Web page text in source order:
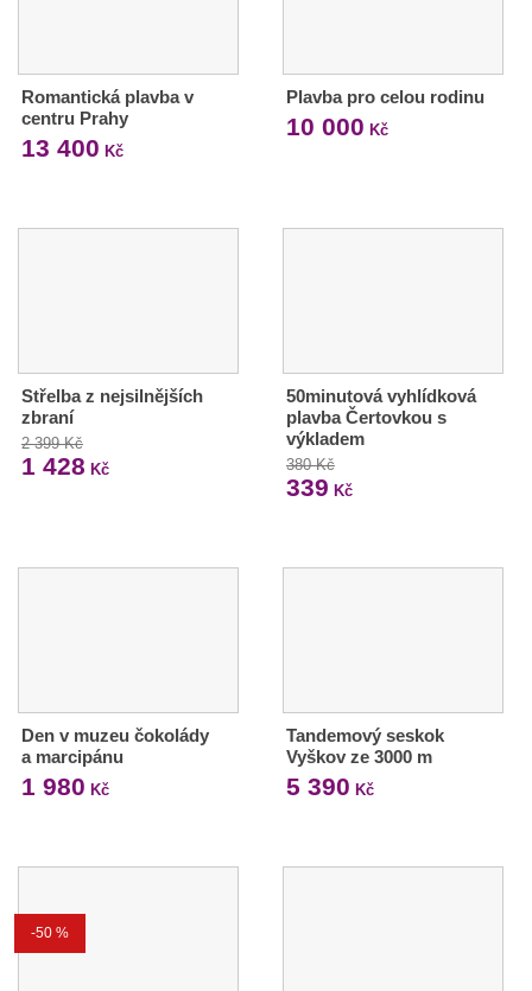
Romantická plavba v
centru Prahy
13 400 Kč
Plavba pro celou rodinu
10 000 Kč
Střelba z nejsilnějších
zbraní
2 399 Kč
1 428 Kč
50minutová vyhlídková
plavba Čertovkou s
výkladem
380 Kč
339 Kč
Den v muzeu čokolády
a marcipánu
1 980 Kč
Tandemový seskok
Vyškov ze 3000 m
5 390 Kč
-50 %